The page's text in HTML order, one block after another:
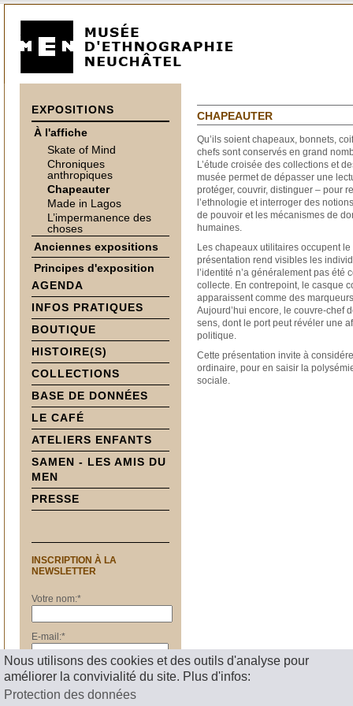
Nous utilisons des cookies et des outils d'analyse pour
améliorer la convivialité du site. Plus d'infos:
Protection des données
EXPOSITIONS
À l'affiche
Skate of Mind
Chroniques
anthropiques
Chapeauter
Made in Lagos
L’impermanence des
choses
Anciennes expositions
Principes d'exposition
AGENDA
INFOS PRATIQUES
BOUTIQUE
HISTOIRE(S)
COLLECTIONS
BASE DE DONNÉES
LE CAFÉ
ATELIERS ENFANTS
SAMEN - LES AMIS DU
MEN
PRESSE
INSCRIPTION À LA
NEWSLETTER
Votre nom:*
E-mail:*
S'inscrire
CHAPEAUTER
Qu’ils soient chapeaux, bonnets,
chefs sont conservés en grand
L’étude croisée des collections et
musée permet de dépasser une
protéger, couvrir, distinguer – pour
l’ethnologie et interroger des
de pouvoir et les mécanismes de
humaines.
Les chapeaux utilitaires occupent
présentation rend visibles les
l’identité n’a généralement pas
collecte. En contrepoint, le casque
apparaissent comme des
Aujourd’hui encore, le couvre-chef
sens, dont le port peut révéler une
politique.
Cette présentation invite à
ordinaire, pour en saisir la
sociale.